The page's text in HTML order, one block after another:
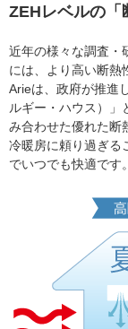
ZEHレベルの「
近年の様々な調査・
には、より高い断熱
Arieは、政府が推進
ルギー・ハウス）」
み合わせた優れた断
冷暖房に頼り過ぎる
でいつでも快適です。